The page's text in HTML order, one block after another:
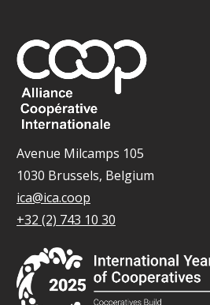
Avenue Milcamps 105
1030 Brussels, Belgium
ica@ica.coop
+32 (2) 743 10 30